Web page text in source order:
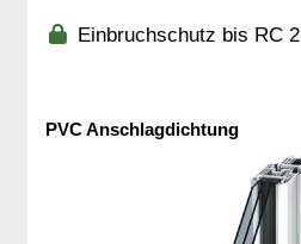
Einbruchschutz bis RC 2
PVC Anschlagdichtung